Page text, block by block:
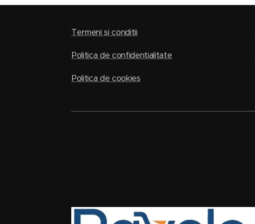
Termeni si conditii
Politica de confidentialitate
Politica de cookies